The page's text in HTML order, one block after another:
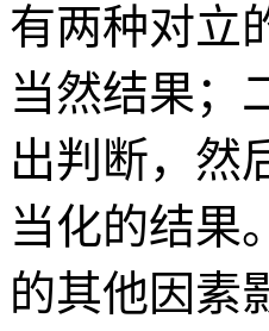
有两种对立
当然结果；
出判断，然
当化的结果
的其他因素